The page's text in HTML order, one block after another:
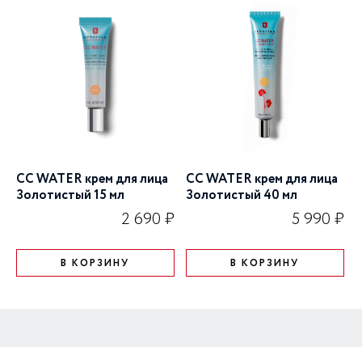
CC WATER крем для лица
Золотистый 15 мл
2 690 ₽
В КОРЗИНУ
CC WATER крем для лица
Золотистый 40 мл
5 990 ₽
В КОРЗИНУ